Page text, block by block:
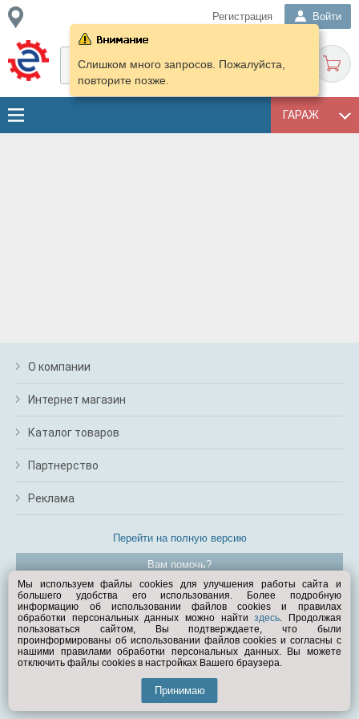
Регистрация Войти
ГАРАЖ
Слишком много запросов. Пожалуйста,
повторите позже.
О компании
Интернет магазин
Каталог товаров
Партнерство
Реклама
Перейти на полную версию
Вам помочь?
© Exist.ru 1998—2026
Мы используем файлы cookies для улучшения работы сайта и
большего удобства его использования. Более подробную
информацию об использовании файлов cookies и правилах
обработки персональных данных можно найтиздесь. Продолжая
пользоваться сайтом, Вы подтверждаете, что были
проинформированы об использовании файлов cookies и согласны с
нашими правилами обработки персональных данных. Вы можете
отключить файлы cookies в настройках Вашего браузера.
Принимаю